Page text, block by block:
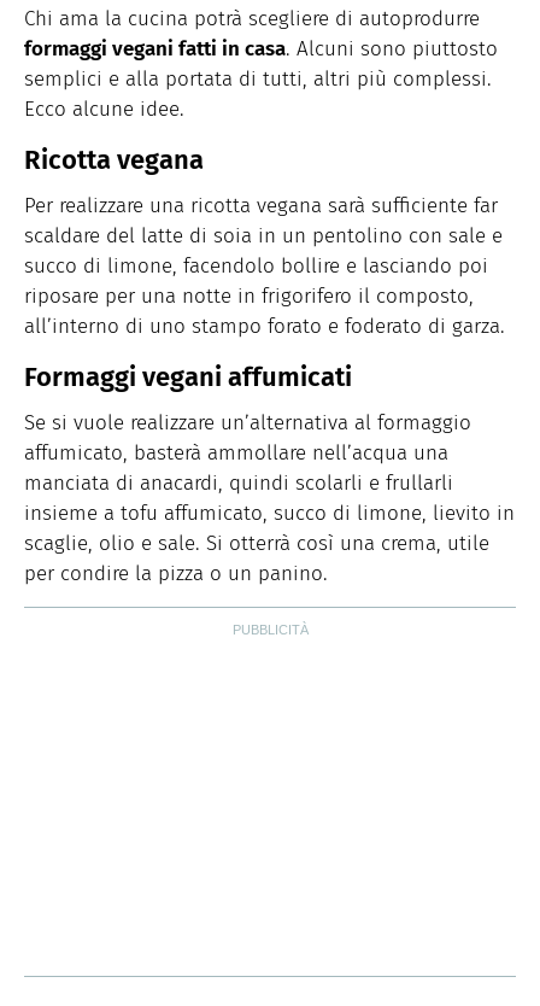
Chi ama la cucina potrà scegliere di autoprodurre
formaggi vegani fatti in casa. Alcuni sono piuttosto
semplici e alla portata di tutti, altri più complessi.
Ecco alcune idee.
Ricotta vegana
Per realizzare una ricotta vegana sarà sufficiente far
scaldare del latte di soia in un pentolino con sale e
succo di limone, facendolo bollire e lasciando poi
riposare per una notte in frigorifero il composto,
all’interno di uno stampo forato e foderato di garza.
Formaggi vegani affumicati
Se si vuole realizzare un’alternativa al formaggio
affumicato, basterà ammollare nell’acqua una
manciata di anacardi, quindi scolarli e frullarli
insieme a tofu affumicato, succo di limone, lievito in
scaglie, olio e sale. Si otterrà così una crema, utile
per condire la pizza o un panino.